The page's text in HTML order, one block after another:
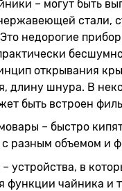
– могут быть
стали,
недорогие
открывания
длину шнура. В
быть встроен
– быстро
с разным объемом и
устройства, в
функции чайника и